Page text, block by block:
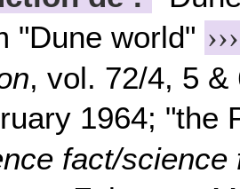
"Dune world" ›››
, vol. 72/4, 5
1964; "the
fact/science